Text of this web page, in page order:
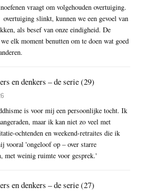
vraagt om volgehouden overtuiging.
slinkt, kunnen we een gevoel van
als besef van onze eindigheid. De
elk moment benutten om te doen wat goed
en denkers – de serie (29)
is voor mij een persoonlijke tocht. Ik
maar ik kan niet zo veel met
ochtenden en weekend-retraites die ik
vooral 'ongeloof op – over starre
met weinig ruimte voor gesprek.'
en denkers – de serie (27)